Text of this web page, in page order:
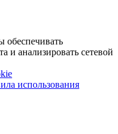
и анализировать сетевой
использования